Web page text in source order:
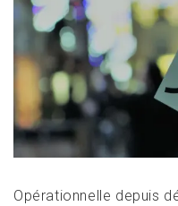
Opérationnelle depuis